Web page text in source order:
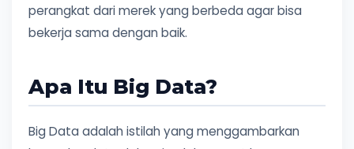
perangkat dari merek yang berbeda agar bisa
bekerja sama dengan baik.
Apa Itu Big Data?
Big Data adalah istilah yang menggambarkan